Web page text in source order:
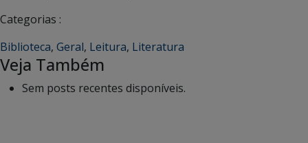
Categorias :
Biblioteca, Geral, Leitura, Literatura
Veja Também
Sem posts recentes disponíveis.